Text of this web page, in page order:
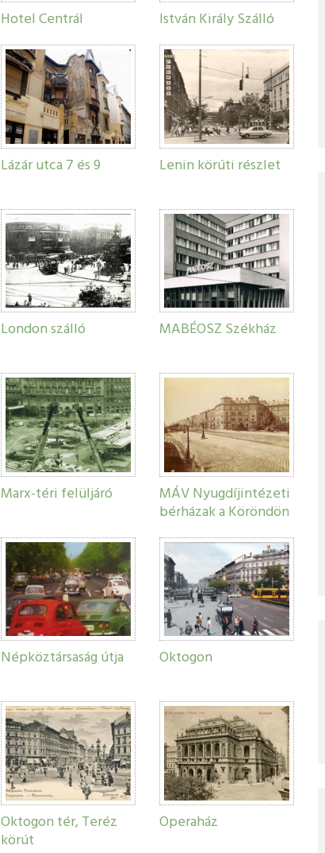
Hotel Centrál István Király Szálló
Lázár utca 7 és 9 Lenin körúti részlet
London szálló MABÉOSZ Székház
Marx-téri felüljáró MÁV Nyugdíjintézeti
bérházak a Köröndön
Népköztársaság útja Oktogon
Oktogon tér, Teréz
körút
Operaház